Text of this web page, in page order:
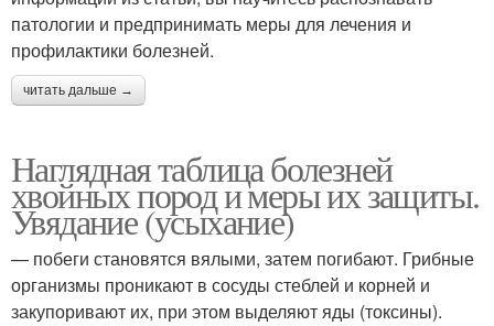
патологии и предпринимать меры для лечения и
профилактики болезней.
читать дальше →
Наглядная таблица болезней
хвойных пород и меры их защиты.
Увядание (усыхание)
— побеги становятся вялыми, затем погибают. Грибные
организмы проникают в сосуды стеблей и корней и
закупоривают их, при этом выделяют яды (токсины).